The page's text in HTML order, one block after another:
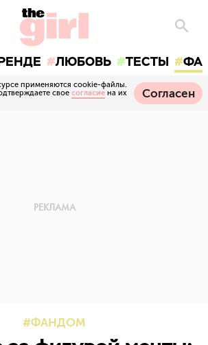
ЛЮБОВЬ ТЕСТЫ
применяются cookie-файлы.
свое согласие на их
Согласен
ФАНДОМ